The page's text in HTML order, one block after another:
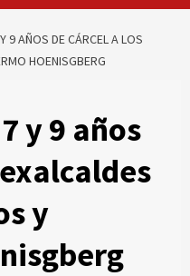
9 AÑOS DE CÁRCEL A LOS
HOENISGBERG
y 9 años
y